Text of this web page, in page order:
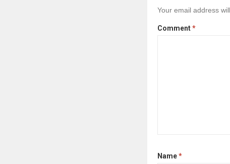
Your email address
Comment*
Name*